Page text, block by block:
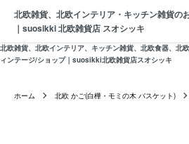
北欧雑貨、北欧インテリア、キッチン雑貨、北欧食器、北
ィンテージ/ショップ｜suosikki北欧雑貨店スオシッキ
北欧雑貨、北欧インテリア・キッチン雑貨の
｜suosikki 北欧雑貨店 スオシッキ
ホーム 北欧 かご(白樺・モミの木 バスケット)